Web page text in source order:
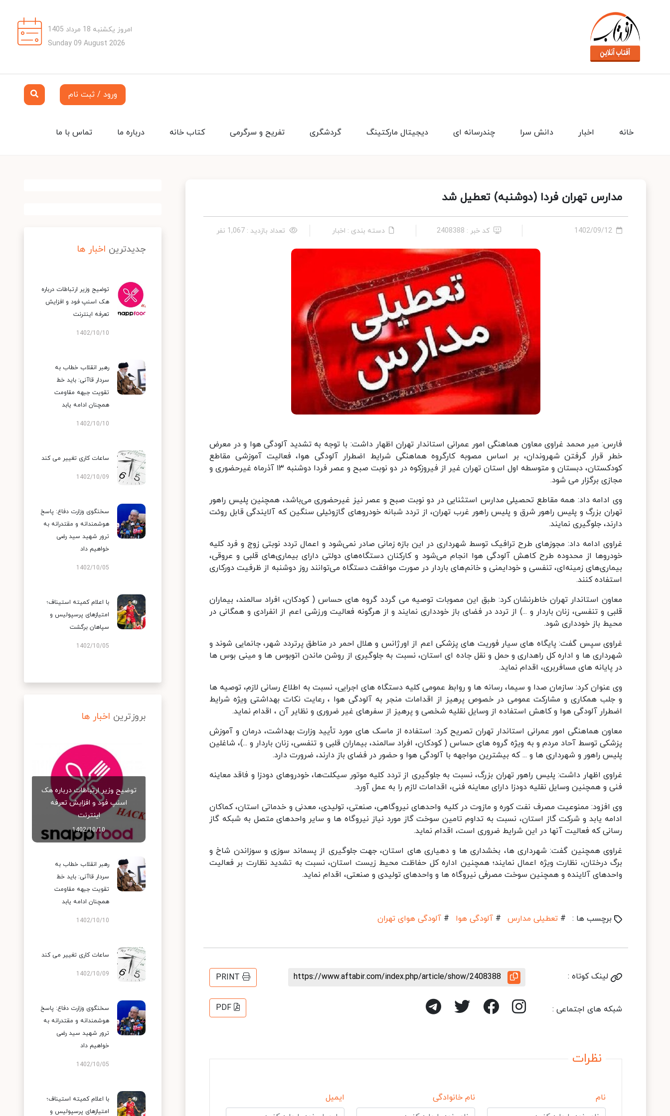
امروز یکشنبه 18 مرداد 1405
Sunday 09 August 2026
ورود / ثبت نام
تماس با ما درباره ما کتاب خانه تفریح و سرگرمی گردشگری دیجیتال مارکتینگ چندرسانه ای دانش سرا اخبار خانه
مدارس تهران فردا (دوشنبه) تعطیل شد
1402/09/12 کد خبر : 2408388 دسته بندی : اخبار تعداد بازدید : 1,067 نفر
فارس: میر محمد غراوی معاون هماهنگی امور عمرانی استاندار تهران اظهار داشت: با توجه به تشدید آلودگی هوا و در معرض
خطر قرار گرفتن شهروندان، بر اساس مصوبه کارگروه هماهنگی شرایط اضطرار آلودگی هوا، فعالیت آموزشی مقاطع
کودکستان، دبستان و متوسطه اول استان تهران غیر از فیروزکوه در دو نوبت صبح و عصر فردا دوشنبه ۱۳ آذرماه غیرحضوری و
مجازی برگزار می شود.
وی ادامه داد: همه مقاطع تحصیلی مدارس استثنایی در دو نوبت صبح و عصر نیز غیرحضوری می‌باشد، همچنین پلیس راهور
تهران بزرگ و پلیس راهور شرق و پلیس راهور غرب تهران، از تردد شبانه خودروهای گازوئیلی سنگین که آلایندگی قابل روئت
دارند، جلوگیری نمایند.
غراوی ادامه داد: مجوزهای طرح ترافیک توسط شهرداری در این بازه زمانی صادر نمی‌شود و اعمال تردد نوبتی زوج و فرد کلیه
خودروها از محدوده طرح کاهش آلودگی هوا انجام می‌شود و کارکنان دستگاه‌های دولتی دارای بیماری‌های قلبی و عروقی،
بیماری‌های زمینه‌ای، تنفسی و خودایمنی و خانم‌های باردار در صورت موافقت دستگاه می‌توانند روز دوشنبه از ظرفیت دورکاری
استفاده کنند.
معاون استاندار تهران خاطرنشان کرد: طبق این مصوبات توصیه می گردد گروه های حساس ( کودکان، افراد سالمند، بیماران
قلبی و تنفسی، زنان باردار و ...) از تردد در فضای باز خودداری نمایند و از هرگونه فعالیت ورزشی اعم از انفرادی و همگانی در
محیط باز خودداری شود.
غراوی سپس گفت: پایگاه های سیار فوریت های پزشکی اعم از اورژانس و هلال احمر در مناطق پرتردد شهر، جانمایی شوند و
شهرداری ها و اداره کل راهداری و حمل و نقل جاده ای استان، نسبت به جلوگیری از روشن ماندن اتوبوس ها و مینی بوس ها
در پایانه های مسافربری، اقدام نماید.
وی عنوان کرد: سازمان صدا و سیما، رسانه ها و روابط عمومی کلیه دستگاه های اجرایی، نسبت به اطلاع رسانی لازم، توصیه ها
و جلب همکاری و مشارکت عمومی در خصوص پرهیز از اقدامات منجر به آلودگی هوا ، رعایت نکات بهداشتی ویژه شرایط
اضطرار آلودگی هوا و کاهش استفاده از وسایل نقلیه شخصی و پرهیز از سفرهای غیر ضروری و نظایر آن ، اقدام نماید.
معاون هماهنگی امور عمرانی استاندار تهران تصریح کرد: استفاده از ماسک های مورد تأیید وزارت بهداشت، درمان و آموزش
پزشکی توسط آحاد مردم و به ویژه گروه های حساس ( کودکان، افراد سالمند، بیماران قلبی و تنفسی، زنان باردار و ...)، شاغلین
پلیس راهور و شهرداری ها و ... که بیشترین مواجهه با آلودگی هوا و حضور در فضای باز دارند، ضرورت دارد.
غراوی اظهار داشت: پلیس راهور تهران بزرگ، نسبت به جلوگیری از تردد کلیه موتور سیکلت‌ها، خودروهای دودزا و فاقد معاینه
فنی و همچنین وسایل نقلیه دودزا دارای معاینه فنی، اقدامات لازم را به عمل آورد.
وی افزود: ممنوعیت مصرف نفت کوره و مازوت در کلیه واحدهای نیروگاهی، صنعتی، تولیدی، معدنی و خدماتی استان، کماکان
ادامه یابد و شرکت گاز استان، نسبت به تداوم تامین سوخت گاز مورد نیاز نیروگاه ها و سایر واحدهای متصل به شبکه گاز
رسانی که فعالیت آنها در این شرایط ضروری است، اقدام نماید.
غراوی همچنین گفت: شهرداری ها، بخشداری ها و دهیاری های استان، جهت جلوگیری از پسماند سوزی و سوزاندن شاخ و
برگ درختان، نظارت ویژه اعمال نمایند؛ همچنین اداره کل حفاظت محیط زیست استان، نسبت به تشدید نظارت بر فعالیت
واحدهای آلاینده و همچنین سوخت مصرفی نیروگاه ها و واحدهای تولیدی و صنعتی، اقدام نماید.
برچسب ها : # تعطیلی مدارس # آلودگی هوا # آلودگی هوای تهران
لینک کوتاه : https://www.aftabir.com/index.php/article/show/2408388
PRINT
شبکه های اجتماعی : PDF
نظرات
نام نام خانوادگی ایمیل
جدیدترین اخبار ها
توضیح وزیر ارتباطات درباره
هک اسنپ‌ فود و افزایش
تعرفه اینترنت
1402/10/10
رهبر انقلاب خطاب به
سردار قاآنی: باید خط
تقویت جبهه مقاومت
همچنان ادامه یابد
1402/10/10
ساعات کاری تغییر می‌ کند
1402/10/09
سخنگوی وزارت دفاع: پاسخ
هوشمندانه و مقتدرانه به
ترور شهید سید رضی
خواهیم داد
1402/10/05
با اعلام کمیته استیناف؛
امتیازهای پرسپولیس و
سپاهان برگشت
1402/10/05
بروزترین اخبار ها
توضیح وزیر ارتباطات درباره هک
اسنپ‌ فود و افزایش تعرفه
اینترنت
1402/10/10
رهبر انقلاب خطاب به
سردار قاآنی: باید خط
تقویت جبهه مقاومت
همچنان ادامه یابد
1402/10/10
ساعات کاری تغییر می‌ کند
1402/10/09
سخنگوی وزارت دفاع: پاسخ
هوشمندانه و مقتدرانه به
ترور شهید سید رضی
خواهیم داد
1402/10/05
با اعلام کمیته استیناف؛
امتیازهای پرسپولیس و